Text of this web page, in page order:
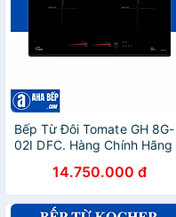
Bếp Từ Đôi Tomate GH 8G-
02I DFC. Hàng Chính Hãng
14.750.000 đ